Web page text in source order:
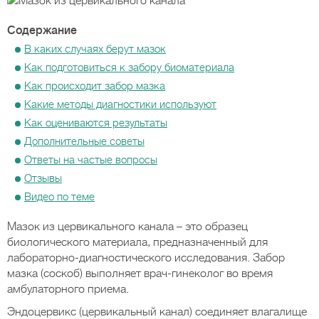
Содержание
В каких случаях берут мазок
Как подготовиться к забору биоматериала
Как происходит забор мазка
Какие методы диагностики используют
Как оцениваются результаты
Дополнительные советы
Ответы на частые вопросы
Отзывы
Видео по теме
Мазок из цервикального канала – это образец
биологического материала, предназначенный для
лабораторно-диагностического исследования. Забор
мазка (соскоб) выполняет врач-гинеколог во время
амбулаторного приема.
Эндоцервикс (цервикальный канал) соединяет влагалище